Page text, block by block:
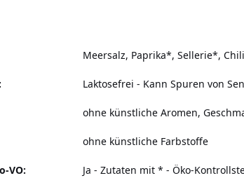
Meersalz, Paprika*, Sellerie*,
Laktosefrei - Kann Spuren von
ohne künstliche Aromen,
ohne künstliche Farbstoffe
VO: Ja - Zutaten mit * - Öko-